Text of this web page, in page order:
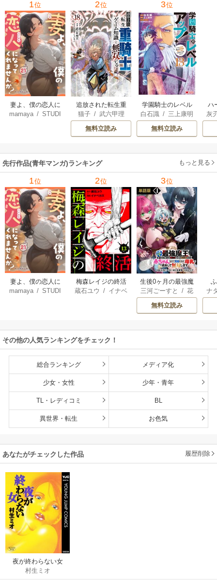
1位
妻よ、僕の恋人に
なってくれません
mamaya/STUDI
2位
追放された転生重
騎士はゲーム知識
で無双する
猫子/ 武六甲理
/じゃいあん
無料立読み
3位
学園騎士のレベル
アップ！レベル100
0超えの転生者、落
ちこぼれクラスに
（コミック）
白石識 /三上康明
無料立読み
ハ
界
灰
先行作品(青年マンガ)ランキング もっと見る
1位
妻よ、僕の恋人に
なってくれません
mamaya /STUDI
2位
梅森レイジの終活
蔵石ユウ / イナベ
3位
生後0ヶ月の最強魔
王 食べるだけ強
くなるチート能力
持ち転生者だけど
雄たちの母乳で成
三河ごーすと /花
房雪 / マップ
無料立読み
ナ
その他の人気ランキングをチェック！
総合ランキング メディア化
少女・女性 少年・青年
TL・レディコミ BL
異世界・転生 お色気
あなたがチェックした作品 履歴削除
夜が終わらない女
村生ミオ